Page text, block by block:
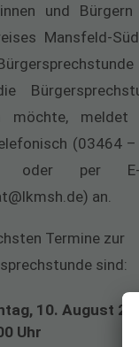
und
Mansfeld-
möchte, meldet
(03464
oder per E-
an.
Termine zur
sind:
10. August
Uhr